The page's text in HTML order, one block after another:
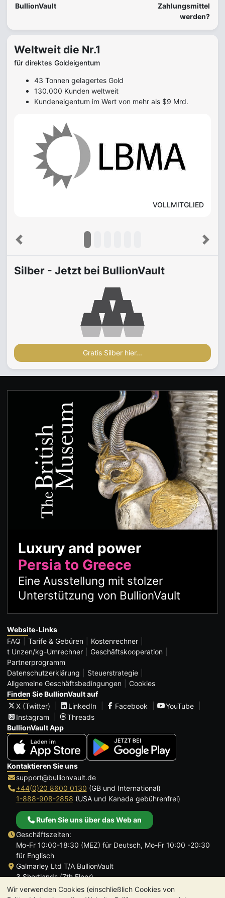
Wir verwenden Cookies (einschließlich Cookies von
BullionVault
Zahlungsmittel
werden?
Weltweit die Nr.1
für direktes Goldeigentum
43 Tonnen gelagertes Gold
130.000 Kunden weltweit
Kundeneigentum im Wert von mehr als $9 Mrd.
VOLLMITGLIED
Previous Next
Silber - Jetzt bei BullionVault
Gratis Silber hier...
Luxury and power
Persia to Greece
Eine Ausstellung mit stolzer
Unterstützung von BullionVault
Website-Links
FAQ
Tarife & Gebüren
Kostenrechner
t Unzen/kg-Umrechner
Geschäftskooperation
Partnerprogramm
Datenschutzerklärung
Steuerstrategie
Allgemeine Geschäftsbedingungen
Cookies
Finden Sie BullionVault auf
X (Twitter)
LinkedIn Facebook
YouTube
Instagram
Threads
BullionVault App
Kontaktieren Sie uns
support@bullionvault.de
+44(0)20 8600 0130 (GB und International)
1-888-908-2858 (USA und Kanada gebührenfrei)
Rufen Sie uns über das Web an
Geschäftszeiten:
Mo-Fr 10:00-18:30 (MEZ) für Deutsch, Mo-Fr 10:00 -20:30
für Englisch
Galmarley Ltd T/A BullionVault
3 Shortlands (7th Floor)
Hammersmith